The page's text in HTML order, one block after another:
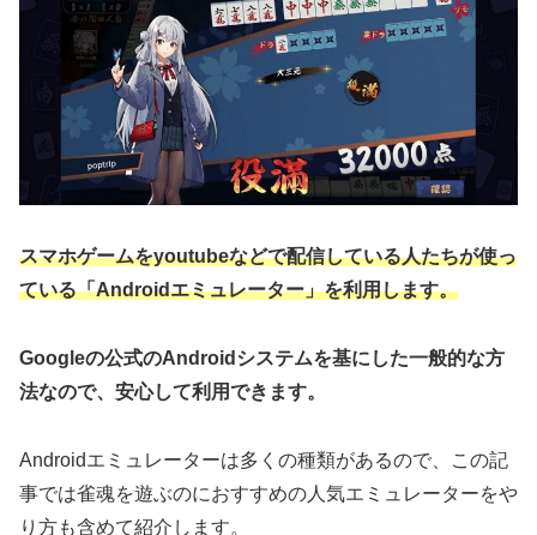
スマホゲームをyoutubeなどで配信している人たちが使っ
ている「Androidエミュレーター」を利用します。
Googleの公式のAndroidシステムを基にした一般的な方
法なので、安心して利用できます。
Androidエミュレーターは多くの種類があるので、この記
事では雀魂を遊ぶのにおすすめの人気エミュレーターをや
り方も含めて紹介します。